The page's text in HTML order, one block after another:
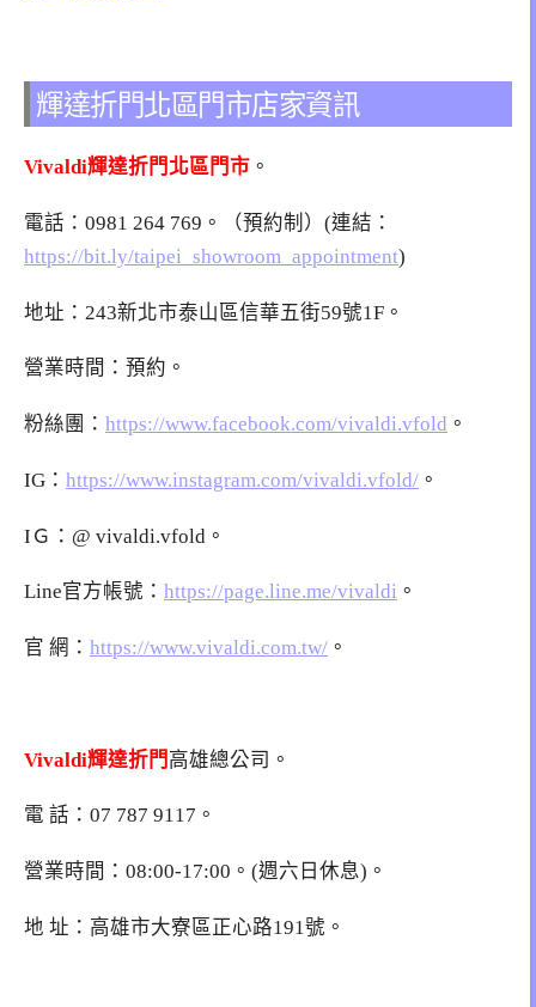
輝達折門北區門市店家資訊
Vivaldi輝達折門北區門市 。
電話： 0981 264 769。（預約制） (連結：
https://bit.ly/taipei_showroom_appointment)
地址： 243新北市泰山區信華五街59號1F 。
營業時間：預約。
粉絲團： https://www.facebook.com/vivaldi.vfold 。
IG： https://www.instagram.com/vivaldi.vfold/ 。
IＧ：@ vivaldi.vfold。
Line官方帳號： https://page.line.me/vivaldi 。
官 網： https://www.vivaldi.com.tw/ 。
Vivaldi輝達折門 高雄總公司。
電 話：07 787 9117。
營業時間：08:00-17:00。(週六日休息)。
地 址：高雄市大寮區正心路191號。